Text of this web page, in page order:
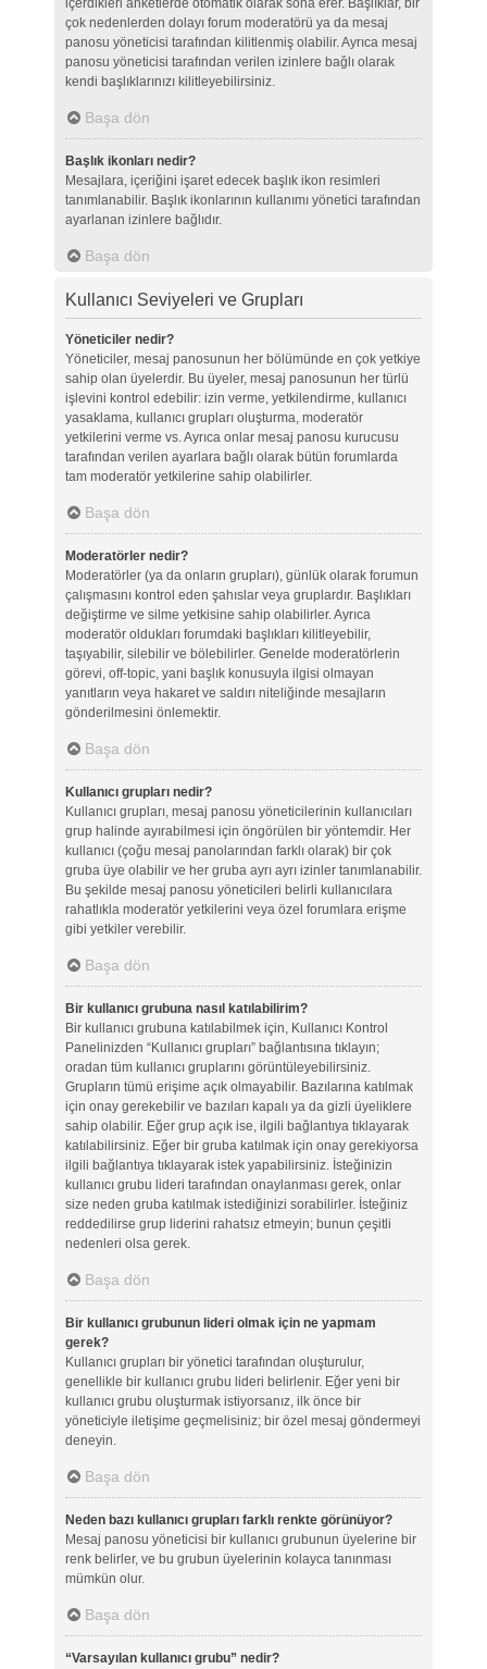
içerdikleri anketlerde otomatik olarak sona erer. Başlıklar, bir
çok nedenlerden dolayı forum moderatörü ya da mesaj
panosu yöneticisi tarafından kilitlenmiş olabilir. Ayrıca mesaj
panosu yöneticisi tarafından verilen izinlere bağlı olarak
kendi başlıklarınızı kilitleyebilirsiniz.
Başa dön
Başlık ikonları nedir?
Mesajlara, içeriğini işaret edecek başlık ikon resimleri
tanımlanabilir. Başlık ikonlarının kullanımı yönetici tarafından
ayarlanan izinlere bağlıdır.
Başa dön
Kullanıcı Seviyeleri ve Grupları
Yöneticiler nedir?
Yöneticiler, mesaj panosunun her bölümünde en çok yetkiye
sahip olan üyelerdir. Bu üyeler, mesaj panosunun her türlü
işlevini kontrol edebilir: izin verme, yetkilendirme, kullanıcı
yasaklama, kullanıcı grupları oluşturma, moderatör
yetkilerini verme vs. Ayrıca onlar mesaj panosu kurucusu
tarafından verilen ayarlara bağlı olarak bütün forumlarda
tam moderatör yetkilerine sahip olabilirler.
Başa dön
Moderatörler nedir?
Moderatörler (ya da onların grupları), günlük olarak forumun
çalışmasını kontrol eden şahıslar veya gruplardır. Başlıkları
değiştirme ve silme yetkisine sahip olabilirler. Ayrıca
moderatör oldukları forumdaki başlıkları kilitleyebilir,
taşıyabilir, silebilir ve bölebilirler. Genelde moderatörlerin
görevi, off-topic, yani başlık konusuyla ilgisi olmayan
yanıtların veya hakaret ve saldırı niteliğinde mesajların
gönderilmesini önlemektir.
Başa dön
Kullanıcı grupları nedir?
Kullanıcı grupları, mesaj panosu yöneticilerinin kullanıcıları
grup halinde ayırabilmesi için öngörülen bir yöntemdir. Her
kullanıcı (çoğu mesaj panolarından farklı olarak) bir çok
gruba üye olabilir ve her gruba ayrı ayrı izinler tanımlanabilir.
Bu şekilde mesaj panosu yöneticileri belirli kullanıcılara
rahatlıkla moderatör yetkilerini veya özel forumlara erişme
gibi yetkiler verebilir.
Başa dön
Bir kullanıcı grubuna nasıl katılabilirim?
Bir kullanıcı grubuna katılabilmek için, Kullanıcı Kontrol
Panelinizden “Kullanıcı grupları” bağlantısına tıklayın;
oradan tüm kullanıcı gruplarını görüntüleyebilirsiniz.
Grupların tümü erişime açık olmayabilir. Bazılarına katılmak
için onay gerekebilir ve bazıları kapalı ya da gizli üyeliklere
sahip olabilir. Eğer grup açık ise, ilgili bağlantıya tıklayarak
katılabilirsiniz. Eğer bir gruba katılmak için onay gerekiyorsa
ilgili bağlantıya tıklayarak istek yapabilirsiniz. İsteğinizin
kullanıcı grubu lideri tarafından onaylanması gerek, onlar
size neden gruba katılmak istediğinizi sorabilirler. İsteğiniz
reddedilirse grup liderini rahatsız etmeyin; bunun çeşitli
nedenleri olsa gerek.
Başa dön
Bir kullanıcı grubunun lideri olmak için ne yapmam
gerek?
Kullanıcı grupları bir yönetici tarafından oluşturulur,
genellikle bir kullanıcı grubu lideri belirlenir. Eğer yeni bir
kullanıcı grubu oluşturmak istiyorsanız, ilk önce bir
yöneticiyle iletişime geçmelisiniz; bir özel mesaj göndermeyi
deneyin.
Başa dön
Neden bazı kullanıcı grupları farklı renkte görünüyor?
Mesaj panosu yöneticisi bir kullanıcı grubunun üyelerine bir
renk belirler, ve bu grubun üyelerinin kolayca tanınması
mümkün olur.
Başa dön
“Varsayılan kullanıcı grubu” nedir?